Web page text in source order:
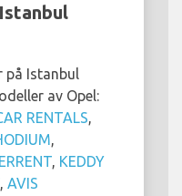
Istanbul
av Opel:
RENTALS
KEDDY
AVIS